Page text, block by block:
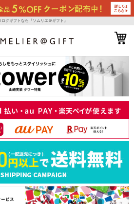
ログギフトなら『ソムリエ＠ギフト』